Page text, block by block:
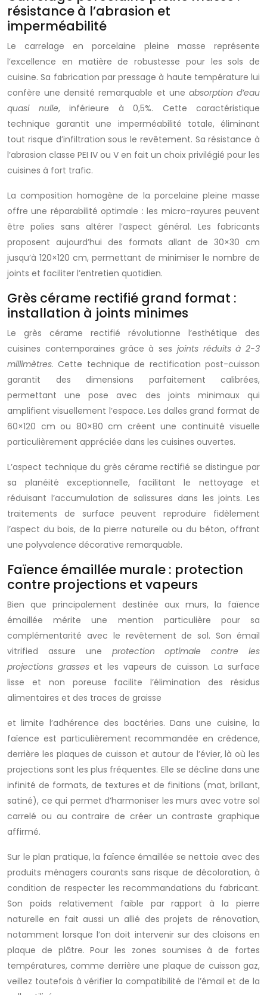
résistance à l’abrasion et
imperméabilité
Le carrelage en porcelaine pleine masse représente
l’excellence en matière de robustesse pour les sols de
cuisine. Sa fabrication par pressage à haute température lui
confère une densité remarquable et une absorption d’eau
quasi nulle, inférieure à 0,5%. Cette caractéristique
technique garantit une imperméabilité totale, éliminant
tout risque d’infiltration sous le revêtement. Sa résistance à
l’abrasion classe PEI IV ou V en fait un choix privilégié pour les
cuisines à fort trafic.
La composition homogène de la porcelaine pleine masse
offre une réparabilité optimale : les micro-rayures peuvent
être polies sans altérer l’aspect général. Les fabricants
proposent aujourd’hui des formats allant de 30×30 cm
jusqu’à 120×120 cm, permettant de minimiser le nombre de
joints et faciliter l’entretien quotidien.
Grès cérame rectifié grand format :
installation à joints minimes
Le grès cérame rectifié révolutionne l’esthétique des
cuisines contemporaines grâce à ses joints réduits à 2-3
millimètres. Cette technique de rectification post-cuisson
garantit des dimensions parfaitement calibrées,
permettant une pose avec des joints minimaux qui
amplifient visuellement l’espace. Les dalles grand format de
60×120 cm ou 80×80 cm créent une continuité visuelle
particulièrement appréciée dans les cuisines ouvertes.
L’aspect technique du grès cérame rectifié se distingue par
sa planéité exceptionnelle, facilitant le nettoyage et
réduisant l’accumulation de salissures dans les joints. Les
traitements de surface peuvent reproduire fidèlement
l’aspect du bois, de la pierre naturelle ou du béton, offrant
une polyvalence décorative remarquable.
Faïence émaillée murale : protection
contre projections et vapeurs
Bien que principalement destinée aux murs, la faïence
émaillée mérite une mention particulière pour sa
complémentarité avec le revêtement de sol. Son émail
vitrified assure une protection optimale contre les
projections grasseset les vapeurs de cuisson. La surface
lisse et non poreuse facilite l’élimination des résidus
alimentaires et des traces de graisse
et limite l’adhérence des bactéries. Dans une cuisine, la
faïence est particulièrement recommandée en crédence,
derrière les plaques de cuisson et autour de l’évier, là où les
projections sont les plus fréquentes. Elle se décline dans une
infinité de formats, de textures et de finitions (mat, brillant,
satiné), ce qui permet d’harmoniser les murs avec votre sol
carrelé ou au contraire de créer un contraste graphique
affirmé.
Sur le plan pratique, la faïence émaillée se nettoie avec des
produits ménagers courants sans risque de décoloration, à
condition de respecter les recommandations du fabricant.
Son poids relativement faible par rapport à la pierre
naturelle en fait aussi un allié des projets de rénovation,
notamment lorsque l’on doit intervenir sur des cloisons en
plaque de plâtre. Pour les zones soumises à de fortes
températures, comme derrière une plaque de cuisson gaz,
veillez toutefois à vérifier la compatibilité de l’émail et de la